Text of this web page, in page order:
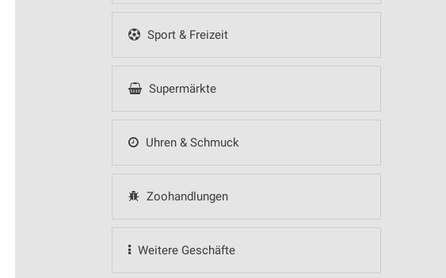
Sport & Freizeit
Supermärkte
Uhren & Schmuck
Zoohandlungen
Weitere Geschäfte